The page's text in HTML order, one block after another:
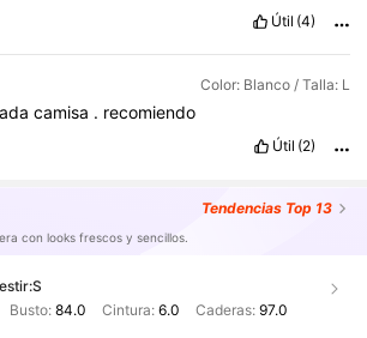
Útil (4)
Color: Blanco / Talla: L
camisa . recomiendo
Útil (2)
Tendencias Top 13
con looks frescos y sencillos.
S
Busto:84.0 Cintura: 6.0 Caderas: 97.0